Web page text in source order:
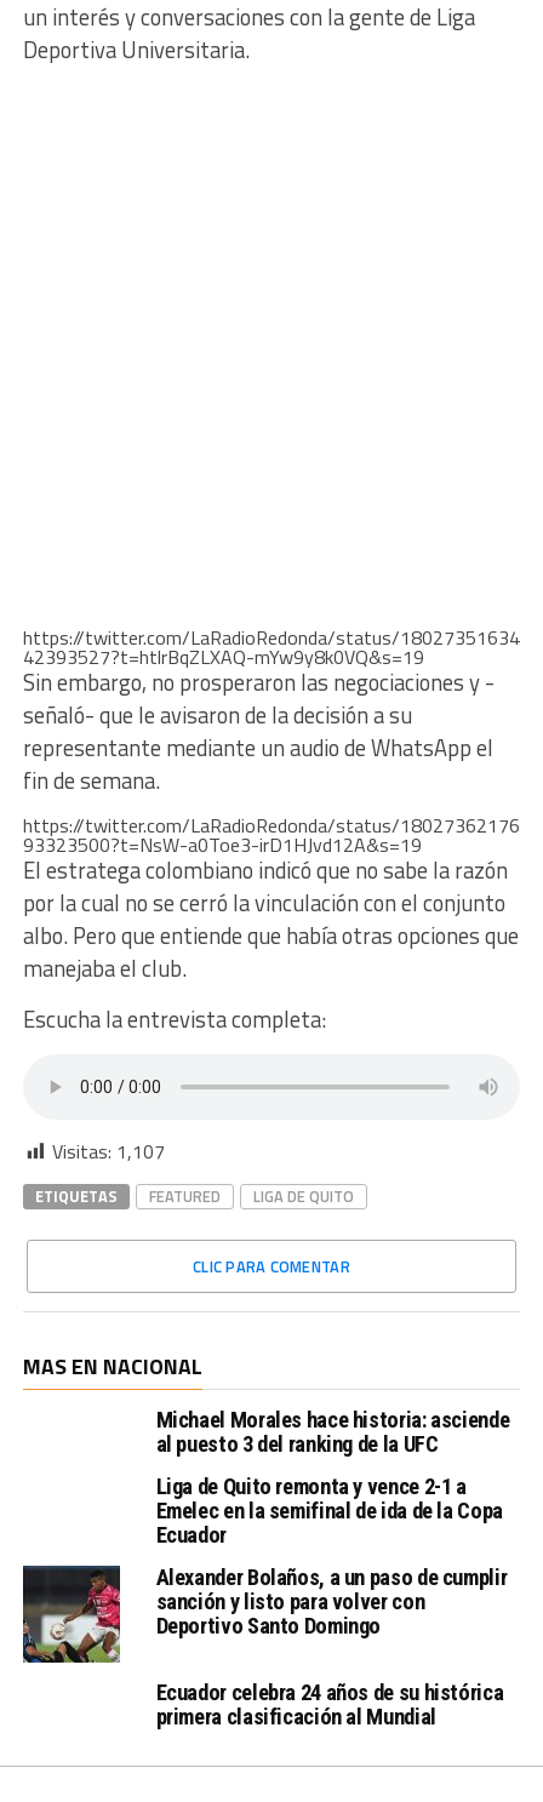
un interés y conversaciones con la gente de Liga
Deportiva Universitaria.
https://twitter.com/LaRadioRedonda/status/18027351634
42393527?t=htlrBqZLXAQ-mYw9y8k0VQ&s=19
Sin embargo, no prosperaron las negociaciones y -
señaló- que le avisaron de la decisión a su
representante mediante un audio de WhatsApp el
fin de semana.
https://twitter.com/LaRadioRedonda/status/18027362176
93323500?t=NsW-a0Toe3-irD1HJvd12A&s=19
El estratega colombiano indicó que no sabe la razón
por la cual no se cerró la vinculación con el conjunto
albo. Pero que entiende que había otras opciones que
manejaba el club.
Escucha la entrevista completa:
Visitas: 1,107
ETIQUETAS FEATURED LIGA DE QUITO
CLIC PARA COMENTAR
MAS EN NACIONAL
Michael Morales hace historia: asciende
al puesto 3 del ranking de la UFC
Liga de Quito remonta y vence 2-1 a
Emelec en la semifinal de ida de la Copa
Ecuador
Alexander Bolaños, a un paso de cumplir
sanción y listo para volver con
Deportivo Santo Domingo
Ecuador celebra 24 años de su histórica
primera clasificación al Mundial